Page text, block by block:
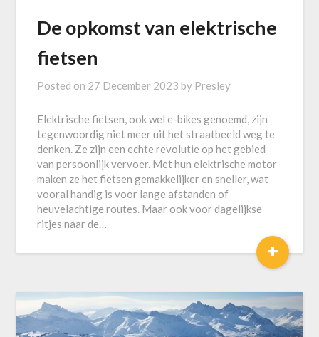
De opkomst van elektrische
fietsen
Posted on 27 December 2023 by Presley
Elektrische fietsen, ook wel e-bikes genoemd, zijn
tegenwoordig niet meer uit het straatbeeld weg te
denken. Ze zijn een echte revolutie op het gebied
van persoonlijk vervoer. Met hun elektrische motor
maken ze het fietsen gemakkelijker en sneller, wat
vooral handig is voor lange afstanden of
heuvelachtige routes. Maar ook voor dagelijkse
ritjes naar de…
+